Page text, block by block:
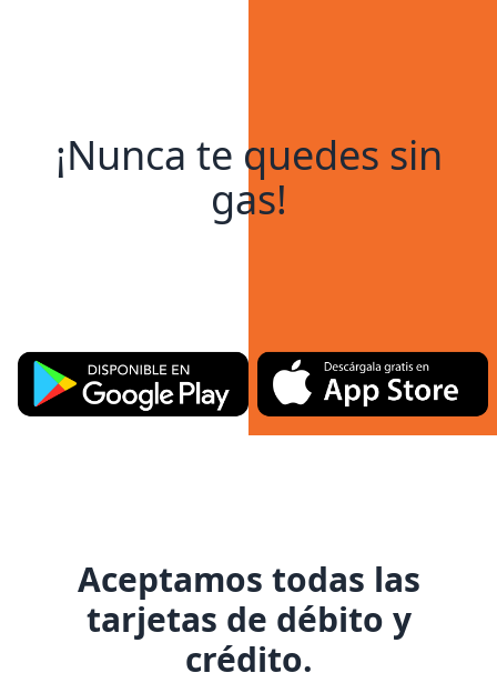
¡Nunca te quedes sin
gas!
Aceptamos todas las
tarjetas de débito y
crédito.